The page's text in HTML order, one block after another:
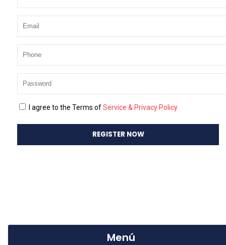
La actividad es organizada por el Instituto deEconomía
Facultad de Ciencias
Economía, Facultad de Ciencias Económicas y
Últimas noticias
Mesa Frutícola de Los Ríos avanz
En Máfil aprendieron sobre manejo
Menú
Remember Me
I agree to the Terms ofService & Privacy Policy